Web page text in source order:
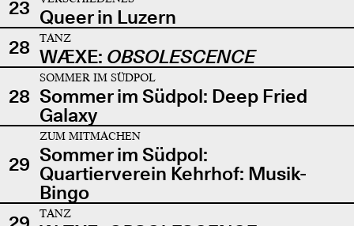
23 Queer in Luzern
28
TANZ
WÆXE: OBSOLESCENCE
28
SOMMER IM SÜDPOL
Sommer im Südpol: Deep Fried
Galaxy
29
ZUM MITMACHEN
Sommer im Südpol:
Quartierverein Kehrhof: Musik-
Bingo
TANZ